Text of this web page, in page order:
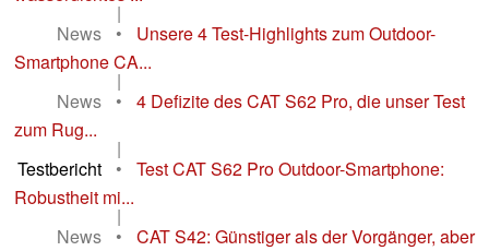
|
News
•
Unsere 4 Test-Highlights zum Outdoor-
Smartphone CA...
|
News
•
4 Defizite des CAT S62 Pro, die unser Test
zum Rug...
|
Testbericht
•
Test CAT S62 Pro Outdoor-Smartphone:
Robustheit mi...
|
News
•
CAT S42: Günstiger als der Vorgänger, aber